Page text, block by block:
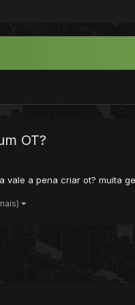
OT?
vale a pena criar ot? muita